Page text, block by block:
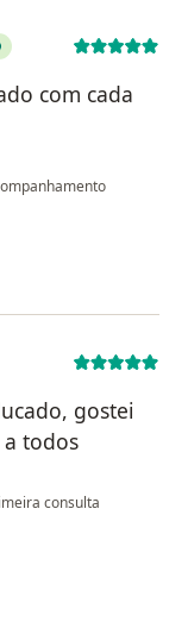
com cada
gostei
todos
consulta